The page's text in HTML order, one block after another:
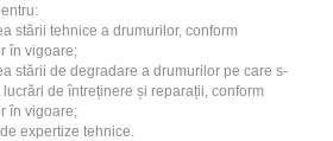
stării tehnice a drumurilor, conform
în vigoare;
stării de degradare a drumurilor pe care s-
lucrări de întreținere și reparații, conform
în vigoare;
expertize tehnice.